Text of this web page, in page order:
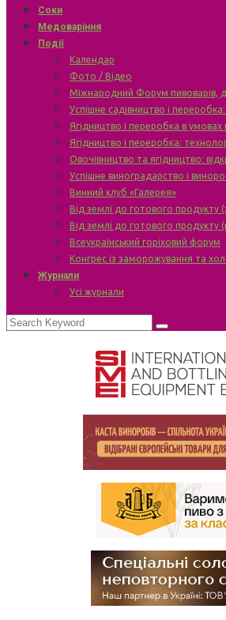
Соки
Медоваріння
Події
Календар
Фото / Відео
Міжнародний Форум пивоварів,
Успішне садівництво і
Ягідництво і переробка в
Ягідництво і переробка:
Овочівництво та ягідництво:
Успішне виноградарство і
Винний клуб «Галерея»
Від землі до готового продукту
Від землі до готового продукту
Всеукраїнський горіховий форум
Конгрес із заморожування та
Журнали
Усі журнали